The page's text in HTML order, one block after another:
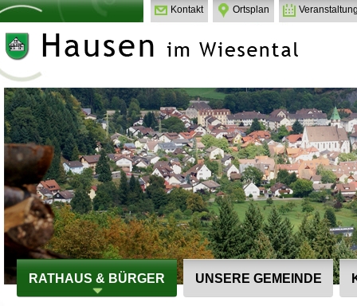
Kontakt Ortsplan
RATHAUS & BÜRGER UNSERE GEMEINDE